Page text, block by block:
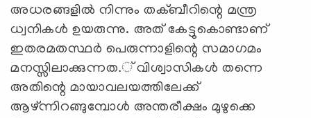
അധരങ്ങളില്‍ നിന്നും തക്ബീറിന്റെ മന്ത്ര
ധ്വനികള്‍ ഉയരുന്നു. അത് കേട്ടുകൊണ്ടാണ്
ഇതരമതസ്ഥര്‍ പെരുന്നാളിന്റെ സമാഗമം
മനസ്സിലാക്കുന്നത.് വിശ്വാസികള്‍ തന്നെ
അതിന്റെ മായാവലയത്തിലേക്ക്
ആഴ്ന്നിറങ്ങുമ്പോള്‍ അന്തരീക്ഷം മുഴുക്കെ